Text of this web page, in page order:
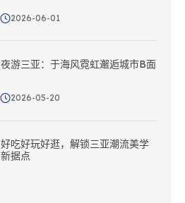
2026-06-01
夜游三亚：于海风霓虹邂逅城市B面
2026-05-20
好吃好玩好逛，解锁三亚潮流美学
新据点